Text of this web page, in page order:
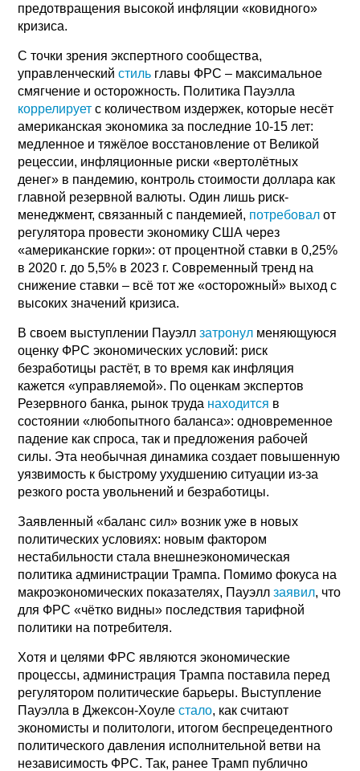
предотвращения высокой инфляции «ковидного»
кризиса.
С точки зрения экспертного сообщества,
управленческийстиль главы ФРС – максимальное
смягчение и осторожность. Политика Пауэлла
коррелирует с количеством издержек, которые несёт
американская экономика за последние 10-15 лет:
медленное и тяжёлое восстановление от Великой
рецессии, инфляционные риски «вертолётных
денег» в пандемию, контроль стоимости доллара как
главной резервной валюты. Один лишь риск-
менеджмент, связанный с пандемией, потребовал от
регулятора провести экономику США через
«американские горки»: от процентной ставки в 0,25%
в 2020 г. до 5,5% в 2023 г. Современный тренд на
снижение ставки – всё тот же «осторожный» выход с
высоких значений кризиса.
В своем выступлении Пауэллзатронул меняющуюся
оценку ФРС экономических условий: риск
безработицы растёт, в то время как инфляция
кажется «управляемой». По оценкам экспертов
Резервного банка, рынок труда находится в
состоянии «любопытного баланса»: одновременное
падение как спроса, так и предложения рабочей
силы. Эта необычная динамика создает повышенную
уязвимость к быстрому ухудшению ситуации из-за
резкого роста увольнений и безработицы.
Заявленный «баланс сил» возник уже в новых
политических условиях: новым фактором
нестабильности стала внешнеэкономическая
политика администрации Трампа. Помимо фокуса на
макроэкономических показателях, Пауэллзаявил, что
для ФРС «чётко видны» последствия тарифной
политики на потребителя.
Хотя и целями ФРС являются экономические
процессы, администрация Трампа поставила перед
регулятором политические барьеры. Выступление
Пауэлла в Джексон-Хоулестало, как считают
экономисты и политологи, итогом беспрецедентного
политического давления исполнительной ветви на
независимость ФРС. Так, ранее Трамп публично